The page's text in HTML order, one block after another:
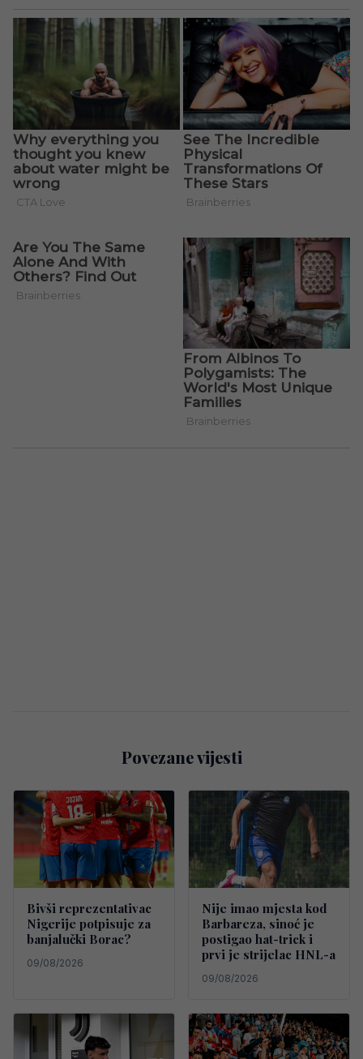
Povezane vijesti
Bivši reprezentativac
Nigerije potpisuje za
banjalučki Borac?
09/08/2026
Nije imao mjesta kod
Barbareza, sinoć je
postigao hat-trick i
prvi je strijelac HNL-a
09/08/2026